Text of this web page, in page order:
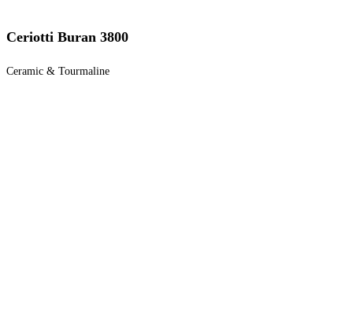
Ceriotti Buran 3800
Ceramic & Tourmaline